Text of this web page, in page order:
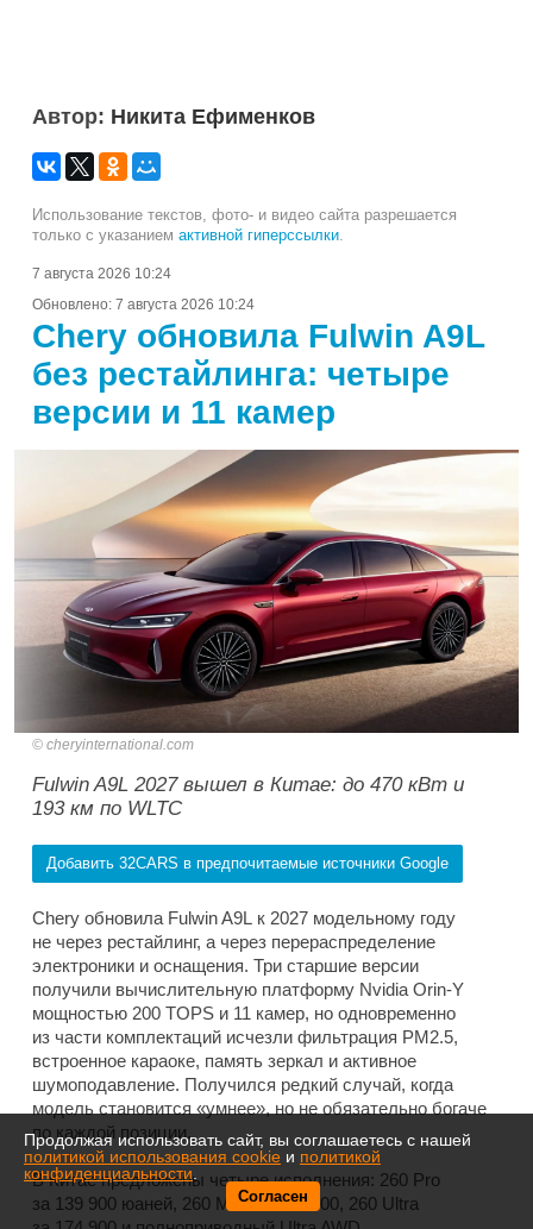
Автор: Никита Ефименков
Использование текстов, фото- и видео сайта разрешается
только с указанием активной гиперссылки
7 августа 2026 10:24
Обновлено: 7 августа 2026 10:24
Chery обновила Fulwin A9L
без рестайлинга: четыре
версии и 11 камер
cheryinternational.com
Fulwin A9L 2027 вышел в Китае: до 470 кВт и
193 км по WLTC
Добавить 32CARS в предпочитаемые источники Google
Chery обновила Fulwin A9L к 2027 модельному году
не через рестайлинг, а через перераспределение
электроники и оснащения. Три старшие версии
получили вычислительную платформу Nvidia Orin-Y
мощностью 200 TOPS и 11 камер, но одновременно
из части комплектаций исчезли фильтрация PM2.5,
встроенное караоке, память зеркал и активное
шумоподавление. Получился редкий случай, когда
модель становится «умнее», но не обязательно богаче
по каждой позиции.
В Китае предложены четыре исполнения: 260 Pro
за 139 900 юаней, 260 Max за 156 900, 260 Ultra
Продолжая использовать сайт, вы соглашаетесь с нашей
политикой использования cookie и политикой
конфиденциальности.
Согласен